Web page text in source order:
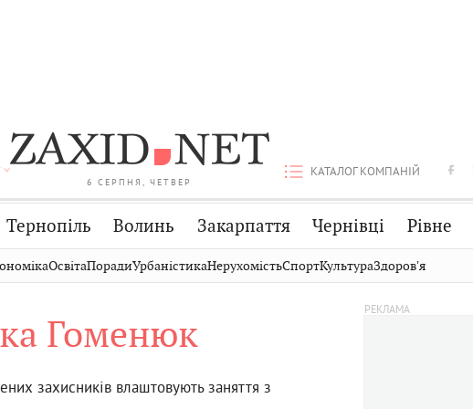
6 СЕРПНЯ, ЧЕТВЕР
КАТАЛОГ КОМПАНІЙ
Тернопіль Волинь Закарпаття Чернівці Рівне
Стрий
Хмельницький
Публікації Авто Словко
Кіно
ОсвітаПорадиУрбаністикаНерухомістьСпортКультураЗдоровʼя
Гоменюк
захисників влаштовують заняття з